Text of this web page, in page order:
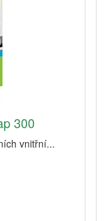
300
vnitřní...